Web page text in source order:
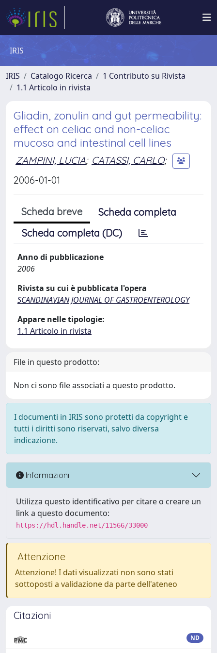
IRIS
IRIS Catalogo Ricerca
1 Contributo su Rivista
1.1 Articolo in rivista
Gliadin, zonulin and gut permeability:
effect on celiac and non-celiac
mucosa and intestinal cell lines
ZAMPINI, LUCIA; CATASSI, CARLO;
2006-01-01
Scheda breve
Scheda completa
Scheda completa (DC)
Anno di pubblicazione
2006
Rivista su cui è pubblicata l'opera
SCANDINAVIAN JOURNAL OF GASTROENTEROLOGY
Appare nelle tipologie:
1.1 Articolo in rivista
File in questo prodotto:
Non ci sono file associati a questo prodotto.
I documenti in IRIS sono protetti da copyright e
tutti i diritti sono riservati, salvo diversa
indicazione.
Informazioni
Utilizza questo identificativo per citare o creare un
link a questo documento:
https://hdl.handle.net/11566/33000
Attenzione
Attenzione! I dati visualizzati non sono stati
sottoposti a validazione da parte dell'ateneo
Citazioni
ND